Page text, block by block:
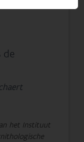
de
het Instituut